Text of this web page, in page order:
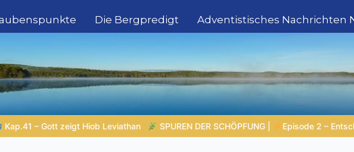
Die Bergpredigt Adventistisches Nachrichten
der Bibel
auf der Suche
| Episode 2 – Entscheiden ohne Nachdenken – Wenn Reaktion klüger ist als